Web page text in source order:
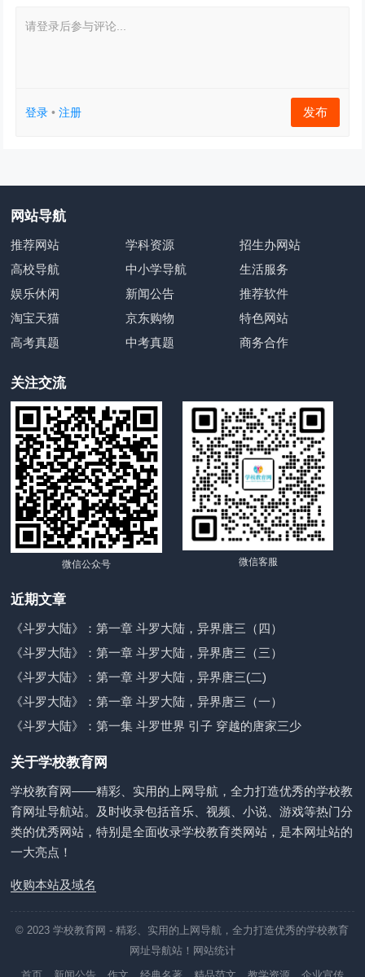
请登录后参与评论...
登录 •注册 发布
网站导航
推荐网站 学科资源
招生办网站
高校导航
中小学导航
生活服务
娱乐休闲
新闻公告
推荐软件
淘宝天猫
京东购物
特色网站
高考真题
中考真题 商务合作
关注交流
微信公众号 微信客服
近期文章
《斗罗大陆》：第一章 斗罗大陆，异界唐三（四）
《斗罗大陆》：第一章 斗罗大陆，异界唐三（三）
《斗罗大陆》：第一章 斗罗大陆，异界唐三(二)
《斗罗大陆》：第一章 斗罗大陆，异界唐三（一）
《斗罗大陆》：第一集 斗罗世界 引子 穿越的唐家三少
关于学校教育网
学校教育网——精彩、实用的上网导航，全力打造优秀的学校教
育网址导航站。及时收录包括音乐、视频、小说、游戏等热门分
类的优秀网站，特别是全面收录学校教育类网站，是本网址站的
一大亮点！
收购本站及域名
© 2023学校教育网 - 精彩、实用的上网导航，全力打造优秀的学校教育
网址导航站！ 网站统计